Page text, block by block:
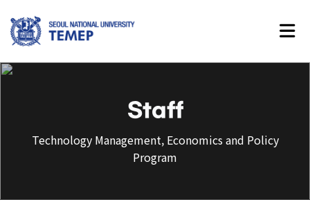
Staff
Technology Management, Economics and Policy
Program
Economics and Policy Program